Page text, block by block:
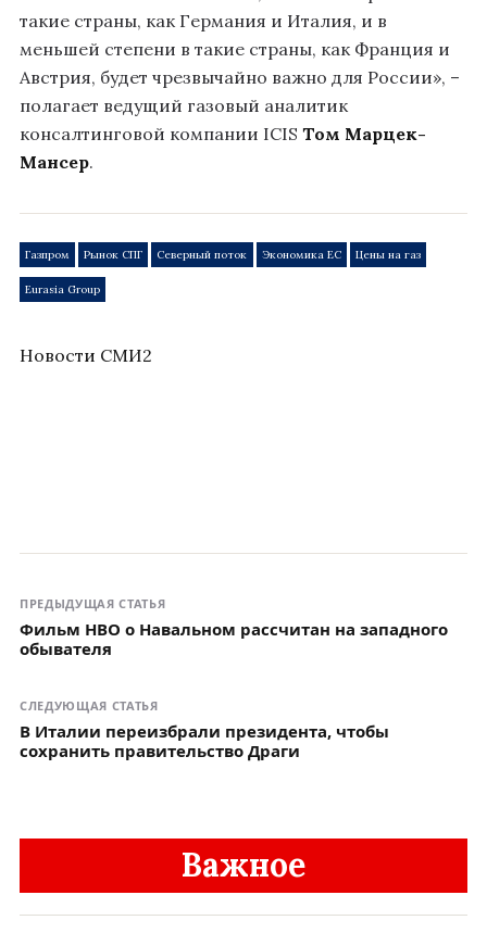
такие страны, как Германия и Италия, и в
меньшей степени в такие страны, как Франция и
Австрия, будет чрезвычайно важно для России», –
полагает ведущий газовый аналитик
консалтинговой компании ICIS Том Марцек-
Мансер.
Газпром Рынок СПГ Северный поток Экономика ЕС Цены на газ
Eurasia Group
Новости СМИ2
ПРЕДЫДУЩАЯ СТАТЬЯ
Фильм HBO о Навальном рассчитан на западного
обывателя
СЛЕДУЮЩАЯ СТАТЬЯ
В Италии переизбрали президента, чтобы
сохранить правительство Драги
Важное